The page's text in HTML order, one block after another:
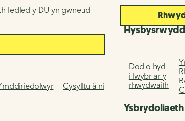
ledled y DU yn gwneud
Cysylltu â ni
Hysbysrwydd
Dod o hyd
i lwybr ar y
rhwydwaith
Ysbrydoliaeth